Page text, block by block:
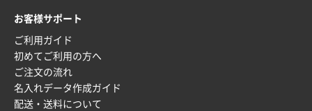
印刷範囲が広かったから、取扱商品
新潟県R社様
ワンポイントポリ袋 A4サイズ
2026年01月16日 10:53
納期が比較的短く、ロット数が豊富に選べて価格が安
お客様サポート
ご利用ガイド
初めてご利用の方へ
ご注文の流れ
名入れデータ作成ガイド
配送・送料について